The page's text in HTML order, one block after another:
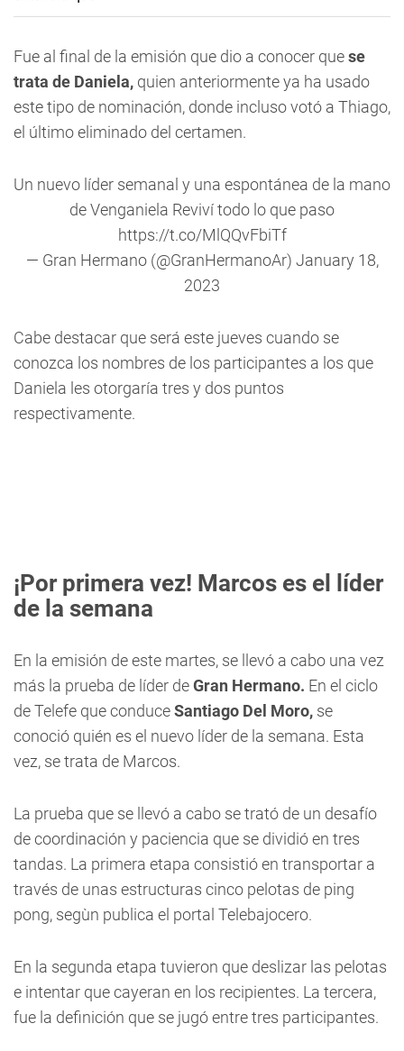
Fue al final de la emisión que dio a conocer quese
trata de Daniela, quien anteriormente ya ha usado
este tipo de nominación, donde incluso votó a Thiago,
el último eliminado del certamen.
Un nuevo líder semanal y una espontánea de la mano
de Venganiela Reviví todo lo que paso
https://t.co/MlQQvFbiTf
— Gran Hermano (@GranHermanoAr) January 18,
2023
Cabe destacar que será este jueves cuando se
conozca los nombres de los participantes a los que
Daniela les otorgaría tres y dos puntos
respectivamente.
¡Por primera vez! Marcos es el líder
de la semana
En la emisión de este martes, se llevó a cabo una vez
más la prueba de líder deGran Hermano. En el ciclo
de Telefe que conduceSantiago Del Moro, se
conoció quién es el nuevo líder de la semana. Esta
vez, se trata de Marcos.
La prueba que se llevó a cabo se trató de un desafío
de coordinación y paciencia que se dividió en tres
tandas. La primera etapa consistió en transportar a
través de unas estructuras cinco pelotas de ping
pong, segùn publica el portal Telebajocero.
En la segunda etapa tuvieron que deslizar las pelotas
e intentar que cayeran en los recipientes. La tercera,
fue la definición que se jugó entre tres participantes.